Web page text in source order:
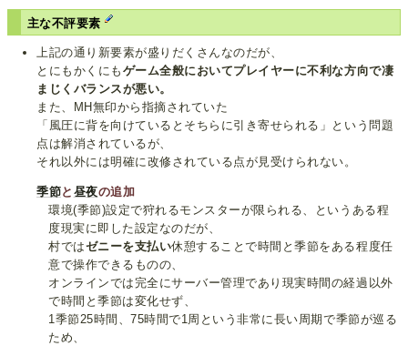
主な不評要素
上記の通り新要素が盛りだくさんなのだが、
とにもかくにも ゲーム全般においてプレイヤーに不利な方向で凄
まじくバランスが悪い。
また、MH無印から指摘されていた
「風圧に背を向けているとそちらに引き寄せられる」という問題
点は解消されているが、
それ以外には明確に改修されている点が見受けられない。
季節と 昼夜の追加
環境(季節)設定で狩れるモンスターが限られる、というある程
度現実に即した設定なのだが、
村ではゼニーを支払い休憩することで時間と季節をある程度任
意で操作できるものの、
オンラインでは完全にサーバー管理であり現実時間の経過以外
で時間と季節は変化せず、
1季節25時間、75時間で1周という非常に長い周期で季節が巡る
ため、